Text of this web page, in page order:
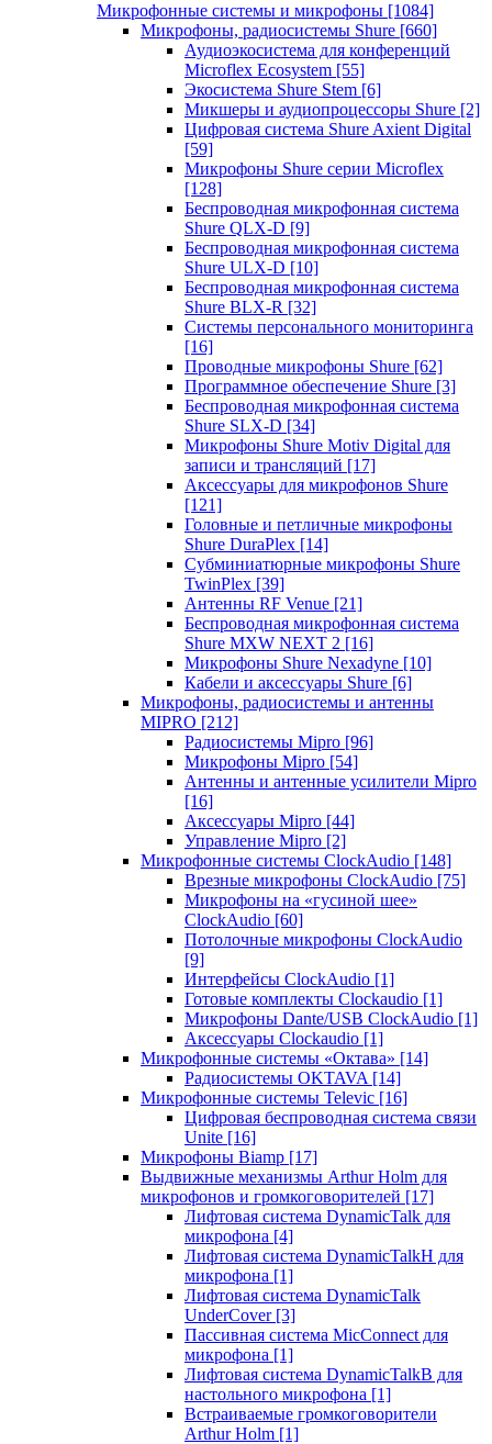
Микрофонные системы и микрофоны [1084]
Микрофоны, радиосистемы Shure [660]
Аудиоэкосистема для конференций
Microflex Ecosystem [55]
Экосистема Shure Stem [6]
Микшеры и аудиопроцессоры Shure [2]
Цифровая система Shure Axient Digital
[59]
Микрофоны Shure серии Microflex
[128]
Беспроводная микрофонная система
Shure QLX-D [9]
Беспроводная микрофонная система
Shure ULX-D [10]
Беспроводная микрофонная система
Shure BLX-R [32]
Системы персонального мониторинга
[16]
Проводные микрофоны Shure [62]
Программное обеспечение Shure [3]
Беспроводная микрофонная система
Shure SLX-D [34]
Микрофоны Shure Motiv Digital для
записи и трансляций [17]
Аксессуары для микрофонов Shure
[121]
Головные и петличные микрофоны
Shure DuraPlex [14]
Субминиатюрные микрофоны Shure
TwinPlex [39]
Антенны RF Venue [21]
Беспроводная микрофонная система
Shure MXW NEXT 2 [16]
Микрофоны Shure Nexadyne [10]
Кабели и аксессуары Shure [6]
Микрофоны, радиосистемы и антенны
MIPRO [212]
Радиосистемы Mipro [96]
Микрофоны Mipro [54]
Антенны и антенные усилители Mipro
[16]
Аксессуары Mipro [44]
Управление Mipro [2]
Микрофонные системы ClockAudio [148]
Врезные микрофоны ClockAudio [75]
Микрофоны на «гусиной шее»
ClockAudio [60]
Потолочные микрофоны ClockAudio
[9]
Интерфейсы ClockAudio [1]
Готовые комплекты Clockaudio [1]
Микрофоны Dante/USB ClockAudio [1]
Аксессуары Clockaudio [1]
Микрофонные системы «Октава» [14]
Радиосистемы OKTAVA [14]
Микрофонные системы Televic [16]
Цифровая беспроводная система связи
Unite [16]
Микрофоны Biamp [17]
Выдвижные механизмы Arthur Holm для
микрофонов и громкоговорителей [17]
Лифтовая система DynamicTalk для
микрофона [4]
Лифтовая система DynamicTalkH для
микрофона [1]
Лифтовая система DynamicTalk
UnderCover [3]
Пассивная система MicConnect для
микрофона [1]
Лифтовая система DynamicTalkB для
настольного микрофона [1]
Встраиваемые громкоговорители
Arthur Holm [1]